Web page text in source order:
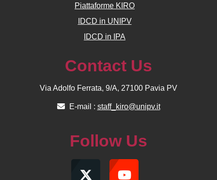
Piattaforme KIRO
IDCD in UNIPV
IDCD in IPA
Contact Us
Via Adolfo Ferrata, 9/A, 27100 Pavia PV
E-mail : staff_kiro@unipv.it
Follow Us